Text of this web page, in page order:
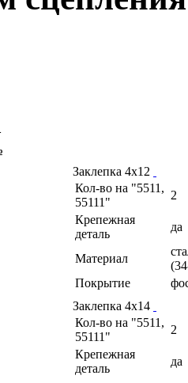
Заклепка 4х12
Кол-во на "5511,
55111"
2
Крепежная
деталь
да
Материал
Покрытие
Заклепка 4х14
Кол-во на "5511,
55111"
2
Крепежная
деталь
да